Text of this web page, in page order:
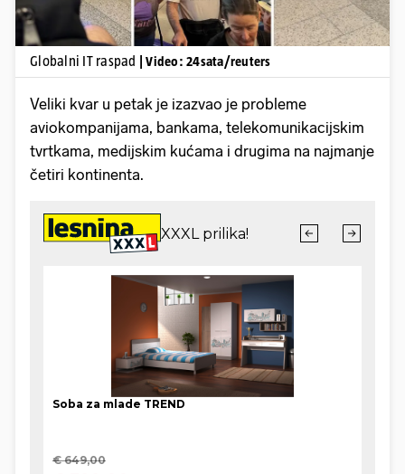
Globalni IT raspad | Video: 24sata/reuters
Veliki kvar u petak je izazvao je probleme
aviokompanijama, bankama, telekomunikacijskim
tvrtkama, medijskim kućama i drugima na najmanje
četiri kontinenta.